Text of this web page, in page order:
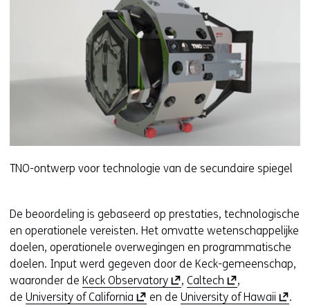
TNO-ontwerp voor technologie van de secundaire spiegel
De beoordeling is gebaseerd op prestaties, technologische
en operationele vereisten. Het omvatte wetenschappelijke
doelen, operationele overwegingen en programmatische
doelen. Input werd gegeven door de Keck-gemeenschap,
waaronder de Keck Observatory(
o
,Caltech (
o
,
de University of California (
en deUniversity of Hawaii (
.